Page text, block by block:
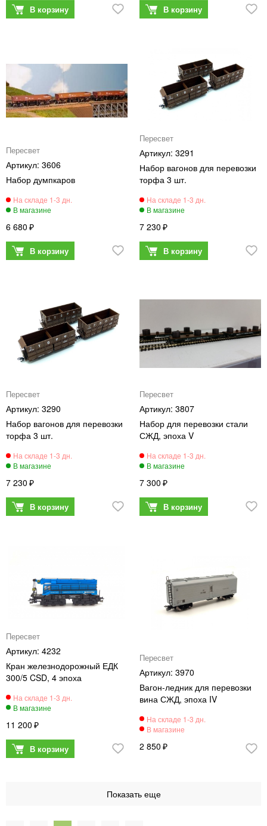
Пересвет
3606
Набор думпкаров
6 680
Пересвет
3291
Набор вагонов для перевозки
торфа 3 шт.
7 230
Пересвет
3290
Набор вагонов для перевозки
торфа 3 шт.
7 230
Пересвет
3807
Набор для перевозки стали
СЖД, эпоха V
7 300
Пересвет
4232
Кран железнодорожный ЕДК
300/5 CSD, 4 эпоха
11 200
Пересвет
3970
Вагон-ледник для перевозки
вина СЖД, эпоха IV
2 850